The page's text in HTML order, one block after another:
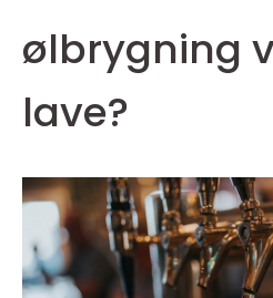
ølbrygning
lave?